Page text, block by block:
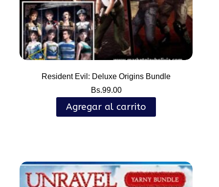
Resident Evil: Deluxe Origins Bundle
Bs.99.00
Agregar al carrito